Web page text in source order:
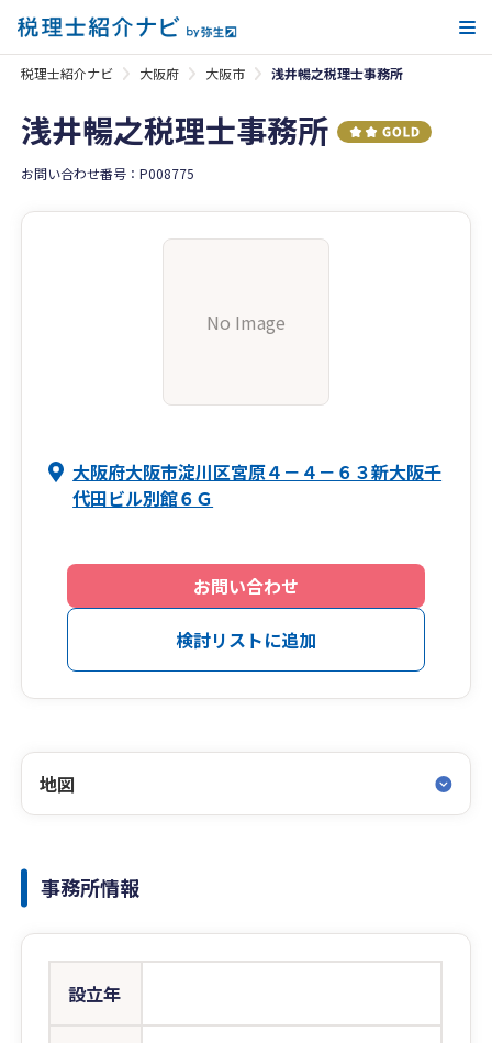
税理士紹介ナビ 大阪府 大阪市 浅井暢之税理士事務所
浅井暢之税理士事務所
お問い合わせ番号：P008775
No Image
大阪府大阪市淀川区宮原４－４－６３新大阪千
代田ビル別館６Ｇ
お問い合わせ
検討リストに追加
地図
事務所情報
設立年